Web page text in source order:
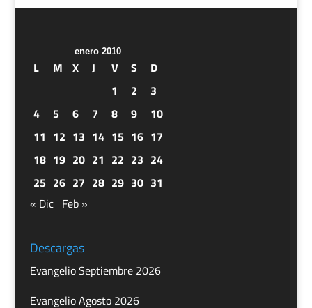
enero 2010
L M X J V S
D
1
2
3
4
5 6 7 8 9
10
11 12 13 14 15 16 17
18 19 20 21 22 23 24
25 26 27 28 29 30 31
« Dic Feb »
Descargas
Evangelio Septiembre 2026
Evangelio Agosto 2026